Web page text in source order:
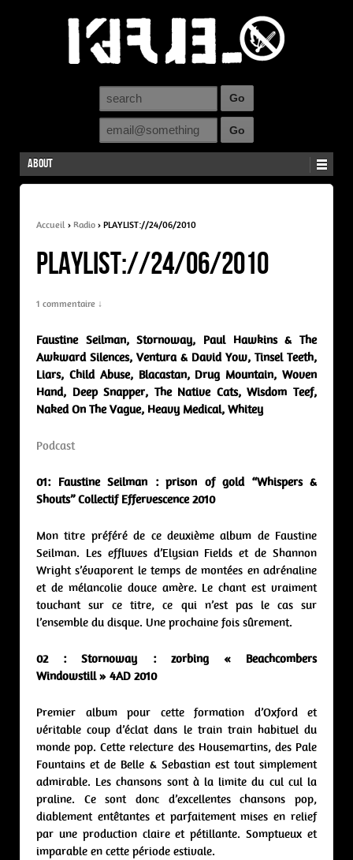
About
Accueil › Radio › PLAYLIST://24/06/2010
PLAYLIST://24/06/2010
1 commentaire ↓
Faustine Seilman, Stornoway, Paul Hawkins & The
Awkward Silences, Ventura & David Yow, Tinsel Teeth,
Liars, Child Abuse, Blacastan, Drug Mountain, Woven
Hand, Deep Snapper, The Native Cats, Wisdom Teef,
Naked On The Vague, Heavy Medical, Whitey
Podcast
01: Faustine Seilman : prison of gold “Whispers &
Shouts” Collectif Effervescence 2010
Mon titre préféré de ce deuxième album de Faustine
Seilman. Les effluves d’Elysian Fields et de Shannon
Wright s’évaporent le temps de montées en adrénaline
et de mélancolie douce amère. Le chant est vraiment
touchant sur ce titre, ce qui n’est pas le cas sur
l’ensemble du disque. Une prochaine fois sûrement.
02 : Stornoway : zorbing « Beachcombers
Windowstill » 4AD 2010
Premier album pour cette formation d’Oxford et
véritable coup d’éclat dans le train train habituel du
monde pop. Cette relecture des Housemartins, des Pale
Fountains et de Belle & Sebastian est tout simplement
admirable. Les chansons sont à la limite du cul cul la
praline. Ce sont donc d’excellentes chansons pop,
diablement entêtantes et parfaitement mises en relief
par une production claire et pétillante. Somptueux et
imparable en cette période estivale.